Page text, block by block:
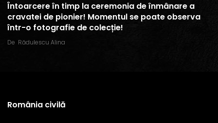
Întoarcere în timp la ceremonia de înmânare a
cravatei de pionier! Momentul se poate observa
într-o fotografie de colecție!
De Rădulescu Alina
România civilă